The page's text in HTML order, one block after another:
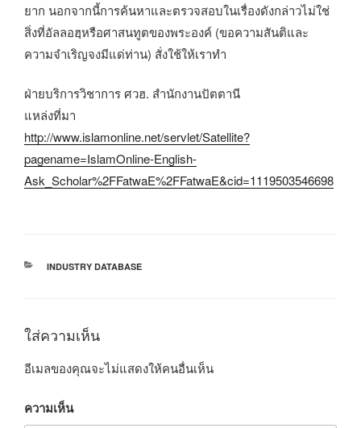
ยาก นอกจากนี้การค้นหาและตรวจสอบในเรื่องดังกล่าวไม่ใช่
สิ่งที่อัลลอฮฺหรือศาสนทูตของพระองค์ (ขอความสันติและ
ความจำเริญจงมีแด่ท่าน) สั่งใช้ให้เราทำ
ฝ่ายบริการวิชาการ ศวฮ. สำนักงานปัตตานี
แหล่งที่มา
http://www.islamonline.net/servlet/Satellite?
pagename=IslamOnline-English-
Ask_Scholar%2FFatwaE%2FFatwaE&cid=1119503546698
หมวด
INDUSTRY DATABASE
ใส่ความเห็น
อีเมลของคุณจะไม่แสดงให้คนอื่นเห็น
ความเห็น